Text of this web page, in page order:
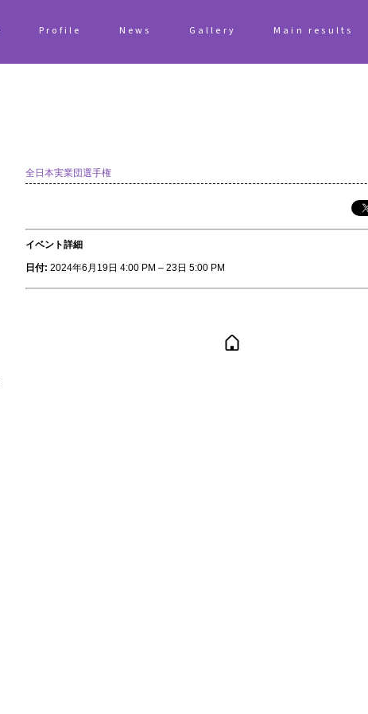
Profile News Gallery Main results
全日本実業団選手権
イベント詳細
日付: 2024年6月19日 4:00 PM – 23日 5:00 PM